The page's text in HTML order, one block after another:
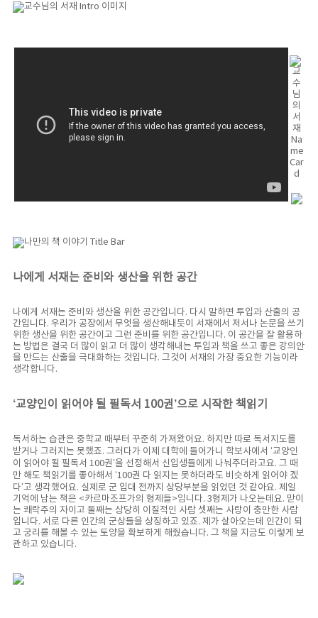
나에게 서재는 준비와 생산을 위한 공간
나에게 서재는 준비와 생산을 위한 공간입니다. 다시 말하면 투입과 산출의 공
간입니다. 우리가 공장에서 무엇을 생산해내듯이 서재에서 저서나 논문을 쓰기
위한 생산을 위한 공간이고 그런 준비를 위한 공간입니다. 이 공간을 잘 활용하
는 방법은 결국 더 많이 읽고 더 많이 생각해내는 투입과 책을 쓰고 좋은 강의안
을 만드는 산출을 극대화하는 것입니다. 그것이 서재의 가장 중요한 기능이라
생각합니다.
‘교양인이 읽어야 될 필독서 100권’으로 시작한 책읽기
독서하는 습관은 중학교 때부터 꾸준히 가져왔어요. 하지만 따로 독서지도를
받거나 그러지는 못했죠. 그러다가 이제 대학에 들어가니 학보사에서 ‘교양인
이 읽어야 될 필독서 100권’을 선정해서 신입생들에게 나눠주더라고요. 그 때
만 해도 책읽기를 좋아해서 ‘100권 다 읽지는 못하더라도 비슷하게 읽어야 겠
다’고 생각했어요. 실제로 군 입대 전까지 상당부분을 읽었던 것 같아요. 제일
기억에 남는 책은 <카르마조프가의 형제들>입니다. 3형제가 나오는데요. 맏이
는 쾌락주의 자이고 둘째는 상당히 이질적인 사람 셋째는 사랑이 충만한 사람
입니다. 서로 다른 인간의 군상들을 상징하고 있죠. 제가 살아오는데 인간이 되
고 궁리를 해볼 수 있는 토양을 확보하게 해줬습니다. 그 책을 지금도 이렇게 보
관하고 있습니다.